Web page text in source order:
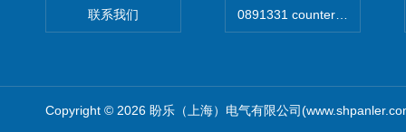
联系我们
Copyright © 2026 盼乐（上海）电气有限公司